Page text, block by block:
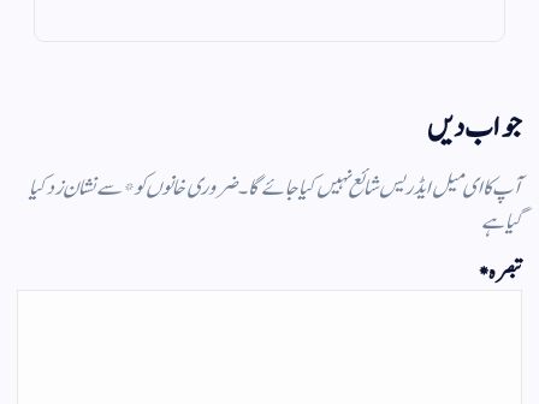
جواب دیں
آپ کا ای میل ایڈریس شائع نہیں کیا جائے گا۔ضروری خانوں کو*سے نشان زد کیا
گیا ہے
تبصرہ*